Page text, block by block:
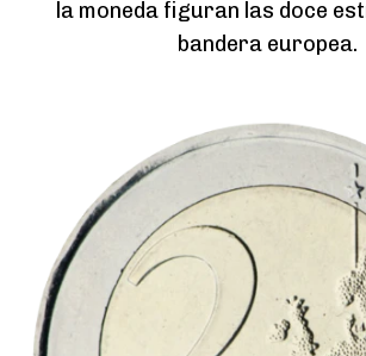
la moneda figuran las doce
bandera europea.